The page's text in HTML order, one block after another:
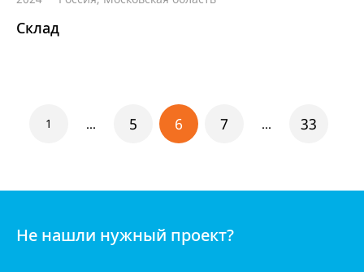
Склад
1 ... 5 6 7 ... 33
Не нашли нужный проект?